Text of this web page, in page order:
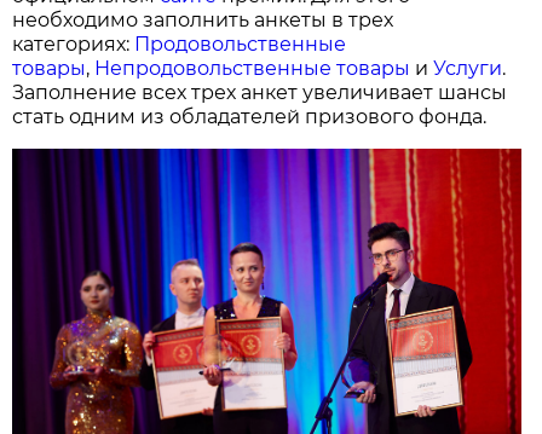
необходимо заполнить анкеты в трех
категориях: Продовольственные
товары, Непродовольственные товары иУслуги.
Заполнение всех трех анкет увеличивает шансы
стать одним из обладателей призового фонда.